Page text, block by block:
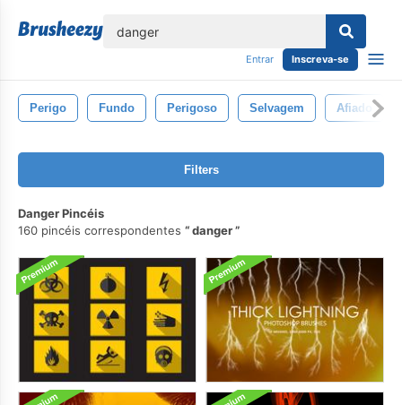
Entrar Inscreva-se
Perigo Fundo Perigoso Selvagem Afiado
Filters
Danger Pincéis
160 pincéis correspondentes
danger